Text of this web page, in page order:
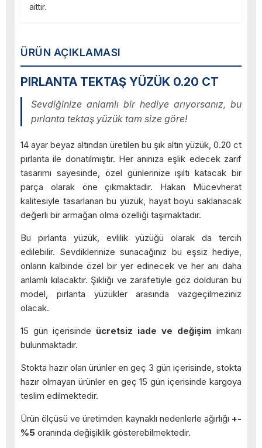
ÜRÜN AÇIKLAMASI
PIRLANTA TEKTAŞ YÜZÜK 0.20 CT
Sevdiğinize anlamlı bir hediye arıyorsanız, bu
pırlanta tektaş yüzük tam size göre!
14 ayar beyaz altından üretilen bu şık altın yüzük, 0.20 ct
pırlanta ile donatılmıştır. Her anınıza eşlik edecek zarif
tasarımı sayesinde, özel günlerinize ışıltı katacak bir
parça olarak öne çıkmaktadır. Hakan Mücevherat
kalitesiyle tasarlanan bu yüzük, hayat boyu saklanacak
değerli bir armağan olma özelliği taşımaktadır.
Bu pırlanta yüzük, evlilik yüzüğü olarak da tercih
edilebilir. Sevdiklerinize sunacağınız bu eşsiz hediye,
onların kalbinde özel bir yer edinecek ve her anı daha
anlamlı kılacaktır. Şıklığı ve zarafetiyle göz dolduran bu
model, pırlanta yüzükler arasında vazgeçilmeziniz
olacak.
15 gün içerisinde ücretsiz iade ve değişim imkanı
bulunmaktadır.
Stokta hazır olan ürünler en geç 3 gün içerisinde, stokta
hazır olmayan ürünler en geç 15 gün içerisinde kargoya
teslim edilmektedir.
Ürün ölçüsü ve üretimden kaynaklı nedenlerle ağırlığı +-
%5 oranında değişiklik gösterebilmektedir.
aittir.